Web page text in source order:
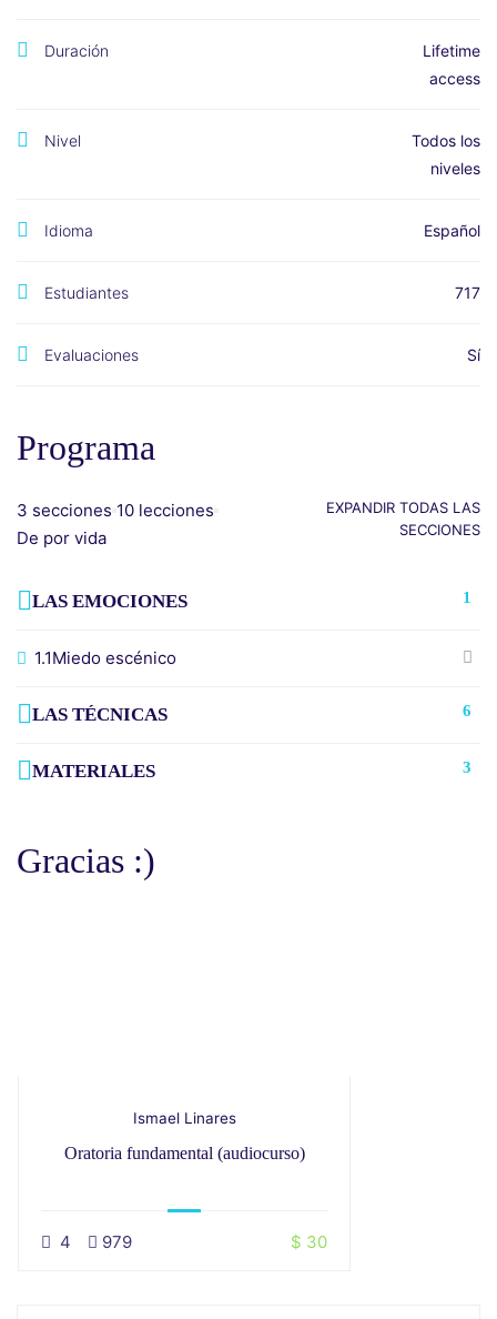
Duración
Lifetime
access
Nivel
Todos los
niveles
Idioma Español
Estudiantes 717
Evaluaciones Sí
Programa
3 secciones 10 lecciones
De por vida
EXPANDIR TODAS LAS
SECCIONES
LAS EMOCIONES 1
1.1Miedo escénico
LAS TÉCNICAS 6
MATERIALES 3
Gracias :)
Ismael Linares
Oratoria fundamental (audiocurso)
4 979 $ 30